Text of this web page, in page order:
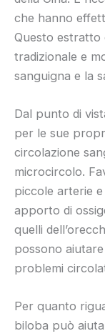
che hanno
Questo estratto
tradizionale e
sanguigna e la
Dal punto di
per le sue
circolazione
microcircolo.
piccole arterie
apporto di
quelli
possono
problemi
Per quanto
biloba può